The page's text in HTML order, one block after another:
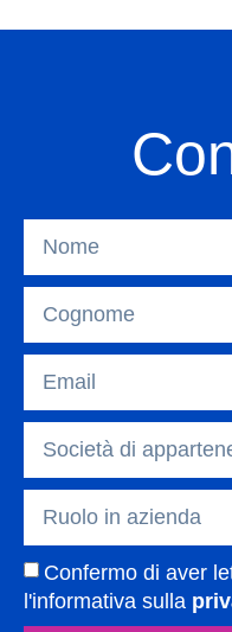
Confermo di aver
l'informativa sulla